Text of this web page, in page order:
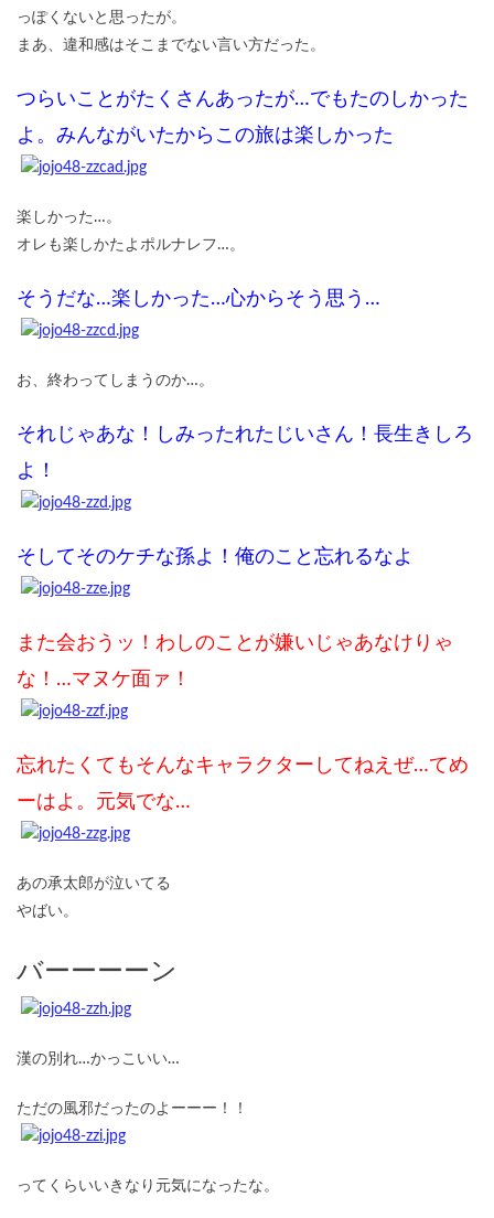
っぽくないと思ったが。
まあ、違和感はそこまでない言い方だった。
つらいことがたくさんあったが…でもたのしかった
よ。みんながいたからこの旅は楽しかった
楽しかった…。
オレも楽しかたよポルナレフ…。
そうだな…楽しかった…心からそう思う…
お、終わってしまうのか…。
それじゃあな！しみったれたじいさん！長生きしろ
よ！
そしてそのケチな孫よ！俺のこと忘れるなよ
また会おうッ！わしのことが嫌いじゃあなけりゃ
な！…マヌケ面ァ！
忘れたくてもそんなキャラクターしてねえぜ…てめ
ーはよ。元気でな…
あの承太郎が泣いてる
やばい。
バーーーーン
漢の別れ…かっこいい…
ただの風邪だったのよーーー！！
ってくらいいきなり元気になったな。